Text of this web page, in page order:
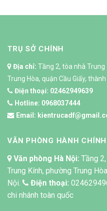
TRỤ SỞ CHÍNH
Địa chỉ: Tầng 2, tòa nhà Trung
Trung Hòa, quận Cầu Giấy, thành
Điện thoại: 02462949639
Hotline: 0968037444
Email:
VĂN PHÒNG HÀNH CHÍNH
Văn phòng Hà Nội: Tầng
Trung Kính, phường Trung
Nội.
Điện thoại:
chi nhánh toàn quốc